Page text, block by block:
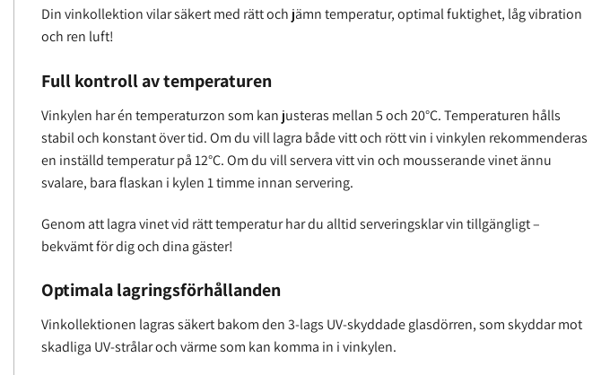
Din vinkollektion vilar säkert med rätt och jämn temperatur, optimal fuktighet, låg vibration
och ren luft!
Full kontroll av temperaturen
Vinkylen har én temperaturzon som kan justeras mellan 5 och 20°C. Temperaturen hålls
stabil och konstant över tid. Om du vill lagra både vitt och rött vin i vinkylen rekommenderas
en inställd temperatur på 12°C. Om du vill servera vitt vin och mousserande vinet ännu
svalare, bara flaskan i kylen 1 timme innan servering.
Genom att lagra vinet vid rätt temperatur har du alltid serveringsklar vin tillgängligt –
bekvämt för dig och dina gäster!
Optimala lagringsförhållanden
Vinkollektionen lagras säkert bakom den 3-lags UV-skyddade glasdörren, som skyddar mot
skadliga UV-strålar och värme som kan komma in i vinkylen.